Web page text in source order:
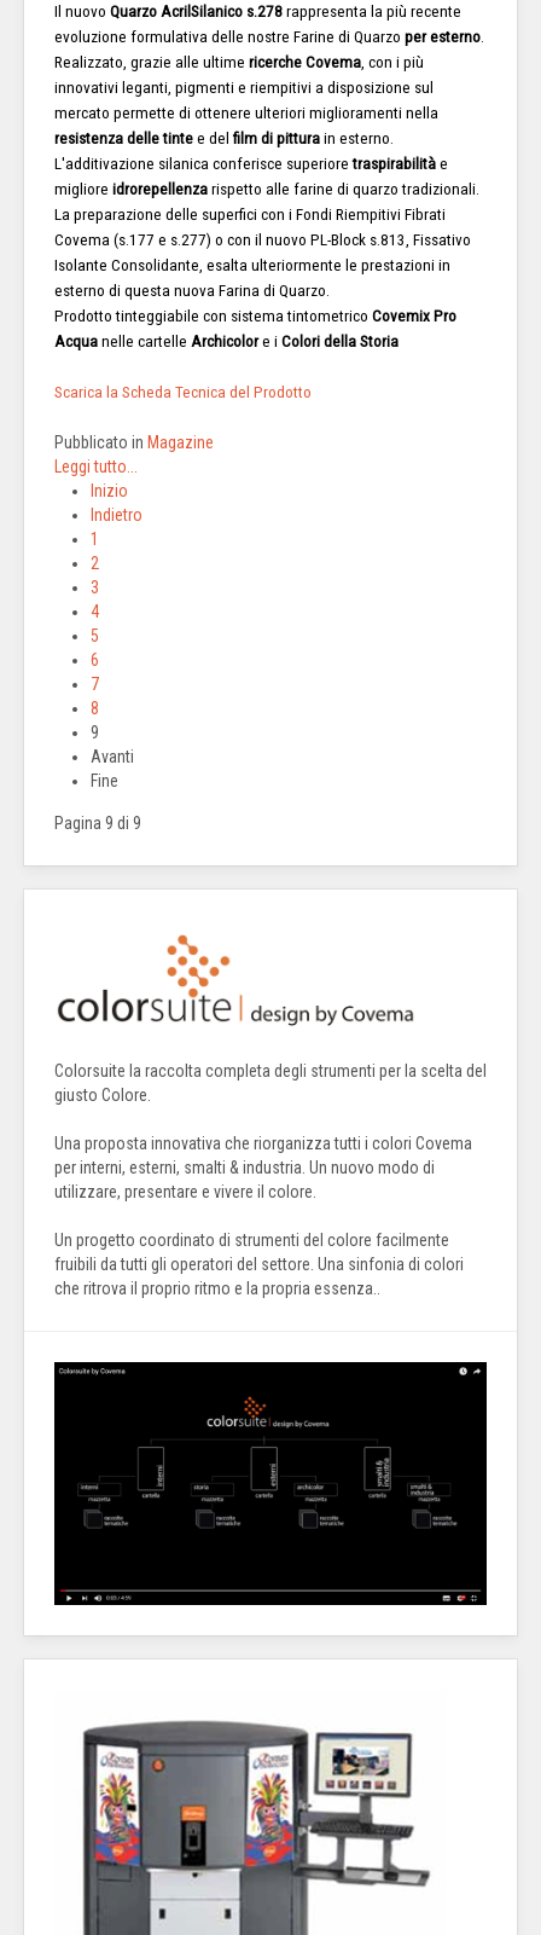
Il nuovo Quarzo AcrilSilanico s.278 rappresenta la più recente
evoluzione formulativa delle nostre Farine di Quarzo per esterno
Realizzato, grazie alle ultime ricerche Covema , con i più
innovativi leganti, pigmenti e riempitivi a disposizione sul
mercato permette di ottenere ulteriori miglioramenti nella
resistenza delle tinte e del film di pittura in esterno.
L'additivazione silanica conferisce superioretraspirabilità e
migliore idrorepellenza rispetto alle farine di quarzo tradizionali.
La preparazione delle superfici con i Fondi Riempitivi Fibrati
Covema (s.177 e s.277) o con il nuovo PL-Block s.813, Fissativo
Isolante Consolidante, esalta ulteriormente le prestazioni in
esterno di questa nuova Farina di Quarzo.
Prodotto tinteggiabile con sistema tintometrico Covemix Pro
Acqua nelle cartelle Archicolore i Colori della Storia
Scarica la Scheda Tecnica del Prodotto
Pubblicato in Magazine
Leggi tutto...
Inizio
Indietro
1
2
3
4
5
6
7
8
9
Avanti
Fine
Pagina 9 di 9
Colorsuite la raccolta completa degli strumenti per la scelta del
giusto Colore.
Una proposta innovativa che riorganizza tutti i colori Covema
per interni, esterni, smalti & industria. Un nuovo modo di
utilizzare, presentare e vivere il colore.
Un progetto coordinato di strumenti del colore facilmente
fruibili da tutti gli operatori del settore. Una sinfonia di colori
che ritrova il proprio ritmo e la propria essenza..